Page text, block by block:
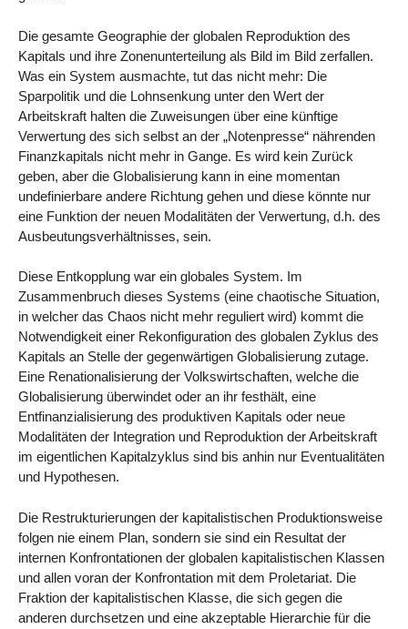
Die gesamte Geographie der globalen Reproduktion des
Kapitals und ihre Zonenunterteilung als Bild im Bild zerfallen.
Was ein System ausmachte, tut das nicht mehr: Die
Sparpolitik und die Lohnsenkung unter den Wert der
Arbeitskraft halten die Zuweisungen über eine künftige
Verwertung des sich selbst an der „Notenpresse“ nährenden
Finanzkapitals nicht mehr in Gange. Es wird kein Zurück
geben, aber die Globalisierung kann in eine momentan
undefinierbare andere Richtung gehen und diese könnte nur
eine Funktion der neuen Modalitäten der Verwertung, d.h. des
Ausbeutungsverhältnisses, sein.
Diese Entkopplung war ein globales System. Im
Zusammenbruch dieses Systems (eine chaotische Situation,
in welcher das Chaos nicht mehr reguliert wird) kommt die
Notwendigkeit einer Rekonfiguration des globalen Zyklus des
Kapitals an Stelle der gegenwärtigen Globalisierung zutage.
Eine Renationalisierung der Volkswirtschaften, welche die
Globalisierung überwindet oder an ihr festhält, eine
Entfinanzialisierung des produktiven Kapitals oder neue
Modalitäten der Integration und Reproduktion der Arbeitskraft
im eigentlichen Kapitalzyklus sind bis anhin nur Eventualitäten
und Hypothesen.
Die Restrukturierungen der kapitalistischen Produktionsweise
folgen nie einem Plan, sondern sie sind ein Resultat der
internen Konfrontationen der globalen kapitalistischen Klassen
und allen voran der Konfrontation mit dem Proletariat. Die
Fraktion der kapitalistischen Klasse, die sich gegen die
anderen durchsetzen und eine akzeptable Hierarchie für die